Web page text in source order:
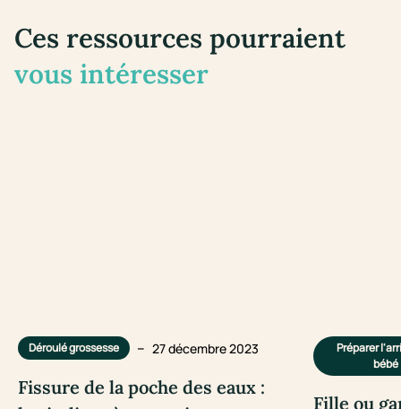
Ces ressources pourraient
vous intéresser
Déroulé grossesse – 27 décembre 2023
Fissure de la poche des eaux :
Préparer
bébé
Fille ou